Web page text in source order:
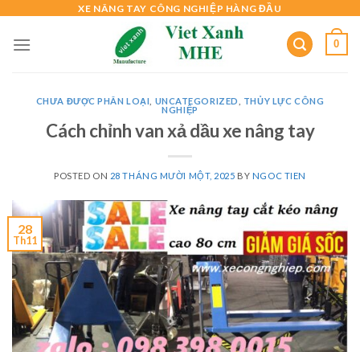
content
XE NÂNG TAY CÔNG NGHIỆP HÀNG ĐẦU
0
CHƯA ĐƯỢC PHÂN LOẠI UNCATEGORIZED
THỦY LỰC CÔNG
NGHIỆP
Cách chỉnh van xả dầu xe nâng tay
POSTED ON 28 THÁNG MƯỜI MỘT, 2025 BY NGOC TIEN
28
Th11